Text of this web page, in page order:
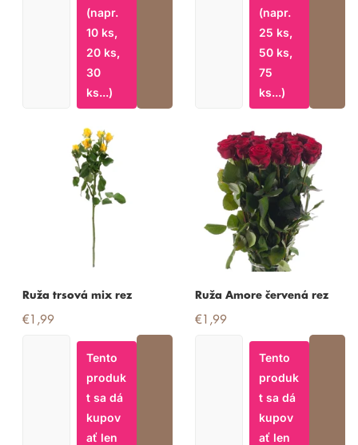
(napr.
10 ks,
20 ks,
30
ks...)
(napr.
25 ks,
50 ks,
75
ks...)
Ruža trsová mix rez
€1,99
Tento
produk
t sa dá
kupov
ať len
Ruža Amore červená rez
€1,99
Tento
produk
t sa dá
kupov
ať len